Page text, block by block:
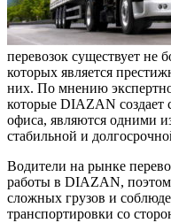
перевозок существует не
которых является
них. По мнению
которые DIAZAN создает
офиса, являются одними
стабильной и
Водители на рынке
работы в DIAZAN,
сложных грузов и
транспортировки со